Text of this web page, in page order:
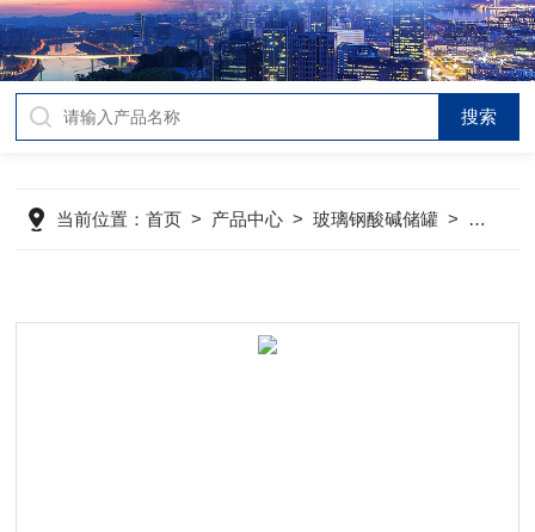
当前位置：首页 > 产品中心 >玻璃钢酸碱储罐 > 玻璃钢